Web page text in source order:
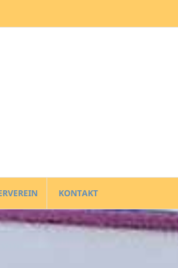
KONTAKT